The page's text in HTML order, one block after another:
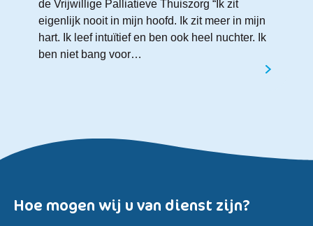
de Vrijwillige Palliatieve Thuiszorg “Ik zit
eigenlijk nooit in mijn hoofd. Ik zit meer in mijn
hart. Ik leef intuïtief en ben ook heel nuchter. Ik
ben niet bang voor…
Hoe mogen wij u van dienst zijn?